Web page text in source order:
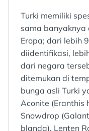
Turki memiliki
sama banyaknya
Eropa; dari lebih
diidentifikasi,
dari negara
ditemukan di
bunga asli Turki
Aconite (Eranthis
Snowdrop
blanda), Lenten